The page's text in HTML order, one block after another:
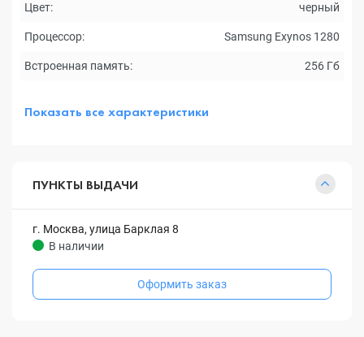
Цвет: черный
Процессор: Samsung Exynos 1280
Встроенная память: 256 Гб
Показать все характеристики
ПУНКТЫ ВЫДАЧИ
г. Москва, улица Барклая 8
В наличии
Оформить заказ